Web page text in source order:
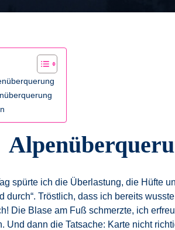
spürte ich die Überlastung, die Hüfte
durch“. Tröstlich, dass ich bereits
Die Blase am Fuß schmerzte, ich
Und dann die Tatsache: Karte nicht